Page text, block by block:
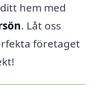
hem med
. Låt oss
företaget